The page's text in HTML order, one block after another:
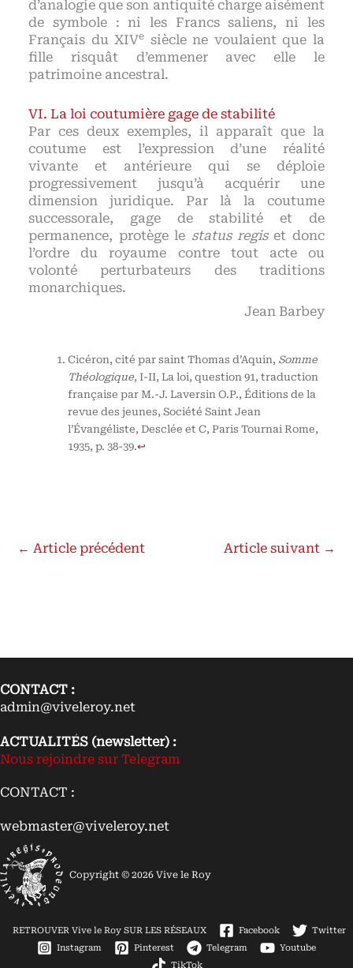
d’analogie que son antiquité charge aisément
de symbole : ni les Francs saliens, ni les
Français du XIVe siècle ne voulaient que la
fille risquât d’emmener avec elle le
patrimoine ancestral.
La loi coutumière gage de stabilité
Par ces deux exemples, il apparaît que la
coutume est l’expression d’une réalité
vivante et antérieure qui se déploie
progressivement jusqu’à acquérir une
dimension juridique. Par là la coutume
successorale, gage de stabilité et de
permanence, protège le status regiset donc
l’ordre du royaume contre tout acte ou
volonté perturbateurs des traditions
monarchiques.
Jean Barbey
Cicéron, cité par saint Thomas d’Aquin, Somme
Théologique, I-II, La loi, question 91, traduction
française par M.-J. Laversin O.P., Éditions de la
revue des jeunes, Société Saint Jean
l’Évangéliste, Desclée et C, Paris Tournai Rome,
1935, p. 38-39.↩
← Article précédent Article suivant →
CONTACT :
admin@viveleroy.net
ACTUALITÉS (newsletter) :
Nous rejoindre sur Telegram
CONTACT :
webmaster@viveleroy.net
Copyright © 2026 Vive le Roy
RETROUVER Vive le Roy SUR LES RÉSEAUX Facebook
Twitter
Instagram
Pinterest Telegram
Youtube
TikTok